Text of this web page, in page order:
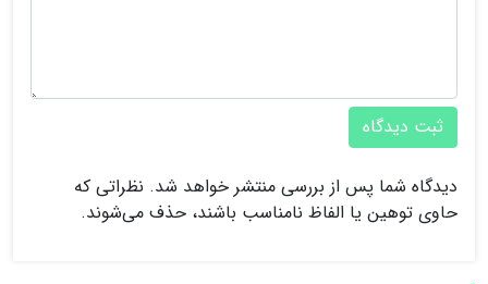
ثبت دیدگاه
دیدگاه شما پس از بررسی منتشر خواهد شد. نظراتی که
حاوی توهین یا الفاظ نامناسب باشند، حذف می‌شوند.